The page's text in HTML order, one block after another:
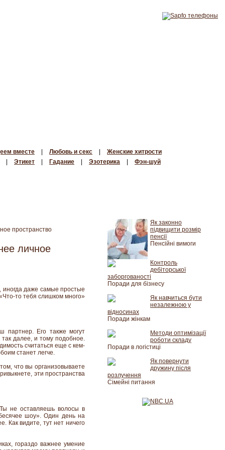
вместе Любовь и секс
Женские хитрости
Этикет Гадание Эзотерика
Фэн-шуй
пространство
личное
иногда даже самые простые
то тебя слишком много»
партнер. Его также могут
далее, и тому подобное.
считаться еще с кем-
станет легче.
что вы организовываете
эти пространства
не оставляешь волосы в
шоу». Один день на
Как видите, тут нет ничего
гораздо важнее умение
Як законно
підвищити розмір
пенсії
Пенсійні вимоги
Контроль
дебіторської
заборгованості
Поради для бізнесу
Як навчиться бути
незалежною у
відносинах
Поради жінкам
Методи оптимізації
роботи складу
Поради в логістиці
Як повернути
дружину після
розлучення
Сімейні питання